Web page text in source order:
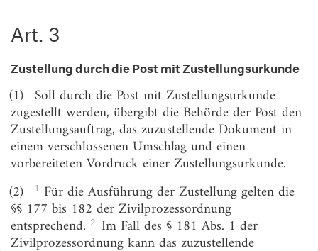
Art. 4
Zustellung durch die Post mittels Einschreiben
Empfangsbekenntnis; elektronische Zustellung
Art. 6
Elektronische Zustellung gegen Abholbestätigung
über De-Mail-Dienste
Dritter Abschnitt
Gemeinsame Vorschriften für alle Zustellungsarten
Art. 8
Zustellung an Bevollmächtigte
Art. 8a Zustellung an Ehegatten und Lebenspartner
Art. 3
Zustellung durch die Post mit Zustellungsurkunde
(1) Soll durch die Post mit Zustellungsurkunde
zugestellt werden, übergibt die Behörde der Post den
Zustellungsauftrag, das zuzustellende Dokument in
einem verschlossenen Umschlag und einen
vorbereiteten Vordruck einer Zustellungsurkunde.
(2)
1 Für die Ausführung der Zustellung gelten die
§§ 177 bis 182 der Zivilprozessordnung
entsprechend. 2 Im Fall des § 181 Abs. 1 der
Zivilprozessordnung kann das zuzustellende